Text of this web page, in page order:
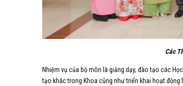
Các
Nhiệm vụ của bộ môn là giảng dạy, đào tạo các
tạo khác trong Khoa cũng như triển khai hoạt